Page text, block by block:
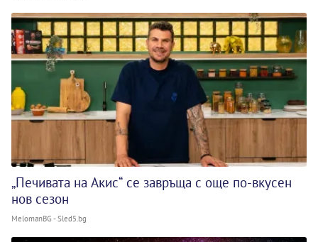
„Печивата на Акис“ се завръща с още по-вкусен
нов сезон
MelomanBG - Sled5.bg